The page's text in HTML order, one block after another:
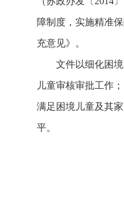
障制度，实施精准
充意见》。
文件以细化困
儿童审核审批工作
满足困境儿童及其
平。